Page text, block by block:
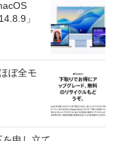
」
ぼ全モ